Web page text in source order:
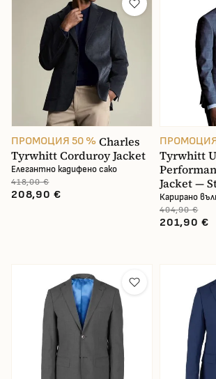
ПРОМОЦИЯ 50 % Charles
Tyrwhitt Corduroy Jacket
Елегантно кадифено сако
418,00 €
208,90 €
Tyrwhitt
Jacket —
Карирано
404,90 €
201,90 €